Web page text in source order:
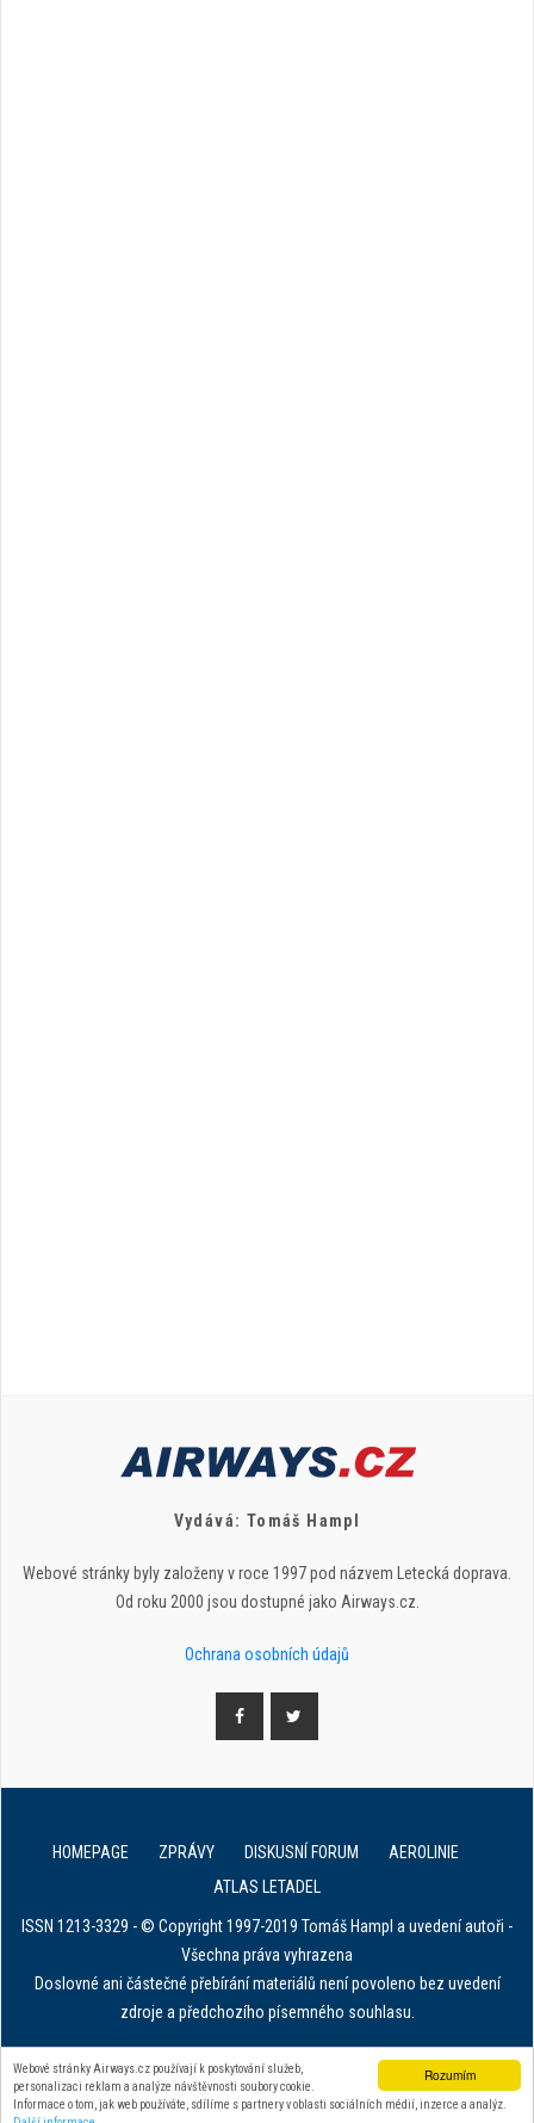
Rozumím
Webové stránky Airways.cz používají k poskytování služeb,
personalizaci reklam a analýze návštěvnosti soubory cookie.
Informace o tom, jak web používáte, sdílíme s partnery v oblasti sociálních médií, inzerce a analýz.
Vydává: Tomáš Hampl
Webové stránky byly založeny v roce 1997 pod názvem Letecká doprava.
Od roku 2000 jsou dostupné jako Airways.cz.
Ochrana osobních údajů
HOMEPAGE ZPRÁVY DISKUSNÍ FORUM
AEROLINIE
ATLAS LETADEL
ISSN 1213-3329 - © Copyright 1997-2019 Tomáš Hampl a uvedení autoři -
Všechna práva vyhrazena
Doslovné ani částečné přebírání materiálů není povoleno bez uvedení
zdroje a předchozího písemného souhlasu.
E. in ART for african IVF clinics
Zařízení na stahování dat z tachografu